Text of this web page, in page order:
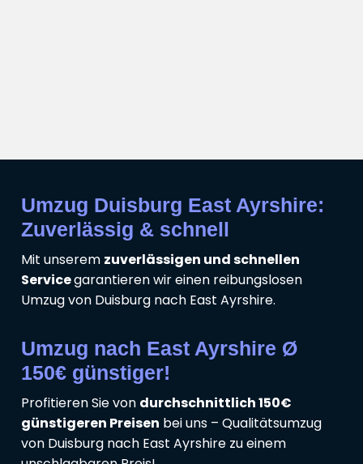
Umzug Duisburg East Ayrshire:
Zuverlässig & schnell
Mit unserem zuverlässigen und schnellen
Servicegarantieren wir einen reibungslosen
Umzug von Duisburg nach East Ayrshire.
Umzug nach East Ayrshire Ø
150€ günstiger!
Profitieren Sie von durchschnittlich 150€
günstigeren Preisen bei uns – Qualitätsumzug
von Duisburg nach East Ayrshire zu einem